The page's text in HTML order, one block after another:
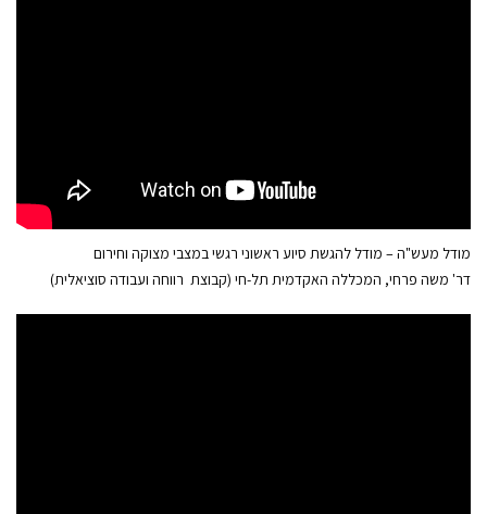
מודל מעש"ה – מודל להגשת סיוע ראשוני רגשי במצבי מצוקה וחירום
דר' משה פרחי, המכללה האקדמית תל-חי (קבוצת רווחה ועבודה סוציאלית)